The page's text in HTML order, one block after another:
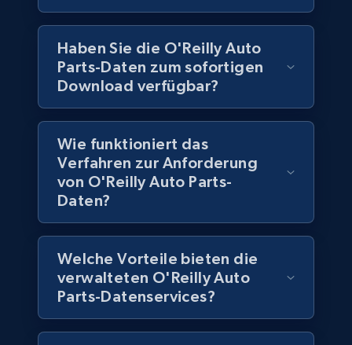
Social media
6.6K+ 629+ Jetzt kaufen
Indeed job listings information
Jobid, Company name, Date posted parsed, Job
title, Description text, Benefits, Qualifications,
Job type, and more.
6.5K+ 761+
Haben Sie die O'Reilly Auto
Parts-Daten zum sofortigen
Download verfügbar?
Wie funktioniert das
Verfahren zur Anforderung
von O'Reilly Auto Parts-
Daten?
Welche Vorteile bieten die
verwalteten O'Reilly Auto
Parts-Datenservices?